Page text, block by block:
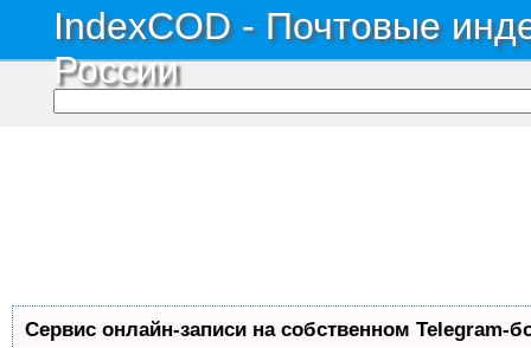
IndexCOD - Почтовые
России
Сервис онлайн-записи на собственном Telegram-